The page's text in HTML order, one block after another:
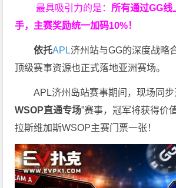
最具吸引力的是： 所有通过GG线
手，主赛奖励统一加码10%！
依托APL济州站与GG的深度战略
顶级赛事资源也正式落地亚洲赛场。
APL济州岛站赛事期间，现场同步
WSOP直通专场”赛事，冠军将获得价
拉斯维加斯WSOP主赛门票一张！